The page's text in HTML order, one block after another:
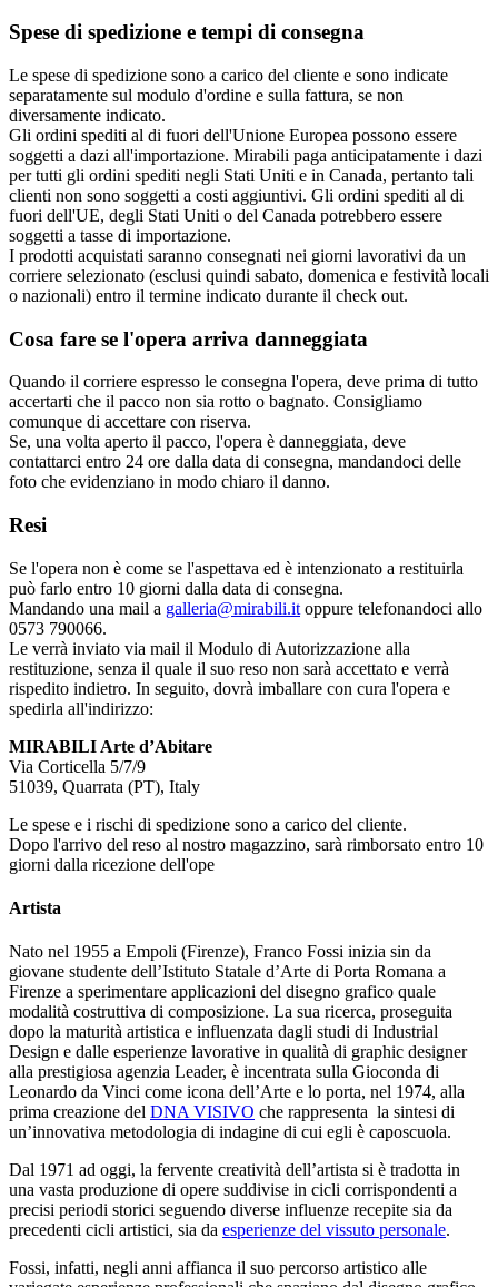
Spese di spedizione e tempi di consegna
Le spese di spedizione sono a carico del cliente e sono indicate
separatamente sul modulo d'ordine e sulla fattura, se non
diversamente indicato.
Gli ordini spediti al di fuori dell'Unione Europea possono essere
soggetti a dazi all'importazione. Mirabili paga anticipatamente i dazi
per tutti gli ordini spediti negli Stati Uniti e in Canada, pertanto tali
clienti non sono soggetti a costi aggiuntivi. Gli ordini spediti al di
fuori dell'UE, degli Stati Uniti o del Canada potrebbero essere
soggetti a tasse di importazione.
I prodotti acquistati saranno consegnati nei giorni lavorativi da un
corriere selezionato (esclusi quindi sabato, domenica e festività locali
o nazionali) entro il termine indicato durante il check out.
Cosa fare se l'opera arriva danneggiata
Quando il corriere espresso le consegna l'opera, deve prima di tutto
accertarti che il pacco non sia rotto o bagnato. Consigliamo
comunque di accettare con riserva.
Se, una volta aperto il pacco, l'opera è danneggiata, deve
contattarci entro 24 ore dalla data di consegna, mandandoci delle
foto che evidenziano in modo chiaro il danno.
Resi
Se l'opera non è come se l'aspettava ed è intenzionato a restituirla
può farlo entro 10 giorni dalla data di consegna.
Mandando una mail a galleria@mirabili.it oppure telefonandoci allo
0573 790066.
Le verrà inviato via mail il Modulo di Autorizzazione alla
restituzione, senza il quale il suo reso non sarà accettato e verrà
rispedito indietro. In seguito, dovrà imballare con cura l'opera e
spedirla all'indirizzo:
MIRABILI Arte d’Abitare
Via Corticella 5/7/9
51039, Quarrata (PT), Italy
Le spese e i rischi di spedizione sono a carico del cliente.
Dopo l'arrivo del reso al nostro magazzino, sarà rimborsato entro 10
giorni dalla ricezione dell'ope
Artista
Nato nel 1955 a Empoli (Firenze), Franco Fossi inizia sin da
giovane studente dell’Istituto Statale d’Arte di Porta Romana a
Firenze a sperimentare applicazioni del disegno grafico quale
modalità costruttiva di composizione. La sua ricerca, proseguita
dopo la maturità artistica e influenzata dagli studi di Industrial
Design e dalle esperienze lavorative in qualità di graphic designer
alla prestigiosa agenzia Leader, è incentrata sulla Gioconda di
Leonardo da Vinci come icona dell’Arte e lo porta, nel 1974, alla
prima creazione del DNA VISIVO che rappresenta la sintesi di
un’innovativa metodologia di indagine di cui egli è caposcuola.
Dal 1971 ad oggi, la fervente creatività dell’artista si è tradotta in
una vasta produzione di opere suddivise in cicli corrispondenti a
precisi periodi storici seguendo diverse influenze recepite sia da
precedenti cicli artistici, sia da esperienze del vissuto personale.
Fossi, infatti, negli anni affianca il suo percorso artistico alle